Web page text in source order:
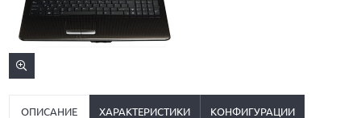
ОПИСАНИЕ ХАРАКТЕРИСТИКИ КОНФИГУРАЦИИ